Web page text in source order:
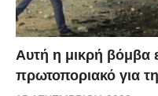
Αυτή η μικρή βόμβα
πρωτοποριακό για